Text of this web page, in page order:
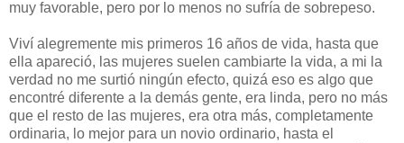
muy favorable, pero por lo menos no sufría de sobrepeso.
Viví alegremente mis primeros 16 años de vida, hasta que
ella apareció, las mujeres suelen cambiarte la vida, a mi la
verdad no me surtió ningún efecto, quizá eso es algo que
encontré diferente a la demás gente, era linda, pero no más
que el resto de las mujeres, era otra más, completamente
ordinaria, lo mejor para un novio ordinario, hasta el